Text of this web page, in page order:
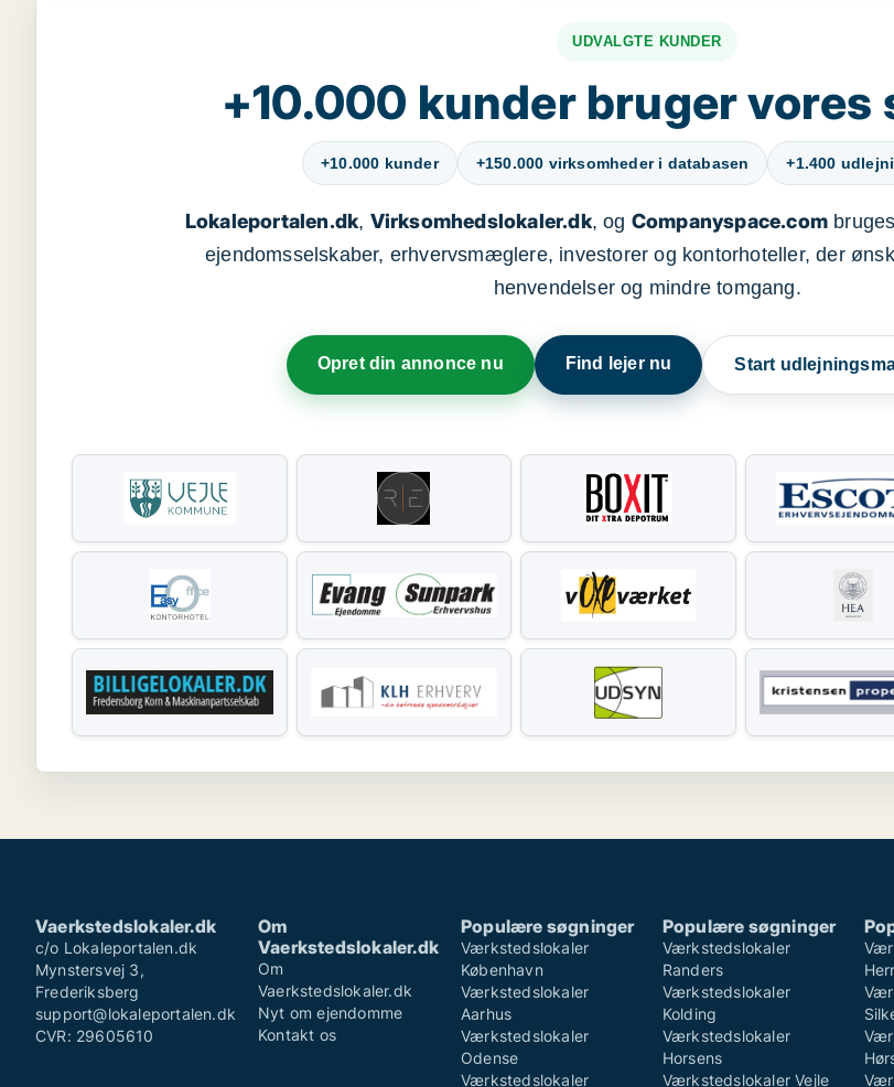
UDVALGTE KUNDER
+10.000 kunder bruger vores
+10.000 kunder +150.000 virksomheder i databasen +1.400
Lokaleportalen.dk, Virksomhedslokaler.dk, og Companyspace.com
ejendomsselskaber, erhvervsmæglere, investorer og kontorhoteller, der
henvendelser og mindre tomgang.
Opret din annonce nu Find lejer nu Start
Vaerkstedslokaler.dk
c/o Lokaleportalen.dk
Mynstersvej 3,
Frederiksberg
support@lokaleportalen.dk
CVR: 29605610
Om
Vaerkstedslokaler.dk
Om
Vaerkstedslokaler.dk
Nyt om ejendomme
Kontakt os
Populære søgninger
Værkstedslokaler
København
Værkstedslokaler
Aarhus
Værkstedslokaler
Odense
Værkstedslokaler
Populære søgninger
Værkstedslokaler
Randers
Værkstedslokaler
Kolding
Værkstedslokaler
Horsens
Værkstedslokaler Vejle